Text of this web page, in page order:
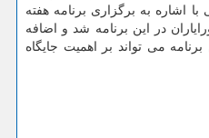
اشاره به برگزاری برنامه هفته
در این برنامه شد و اضافه
می تواند بر اهمیت جایگاه